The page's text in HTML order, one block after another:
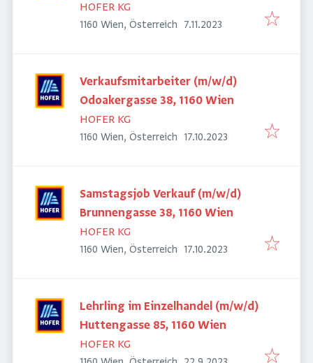
HOFER KG
1160 Wien, Österreich Veröffentlicht
7.11.2023
Verkaufsmitarbeiter (m/w/d)
Odoakergasse 38, 1160 Wien
HOFER KG
1160 Wien, Österreich Veröffentlicht
17.10.2023
Samstagsjob Verkauf (m/w/d)
Brunnengasse 38, 1160 Wien
HOFER KG
1160 Wien, Österreich Veröffentlicht
17.10.2023
Lehrling im Einzelhandel (m/w/d)
Huttengasse 85, 1160 Wien
HOFER KG